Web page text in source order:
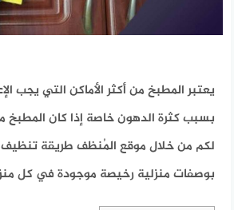
يعتبر المطبخ من أكثر الأماكن التي يجب
بسبب كثرة الدهون خاصة إذا كان
لكم من خلال موقع المُنظف طريقة
بوصفات منزلية رخيصة موجودة في كل